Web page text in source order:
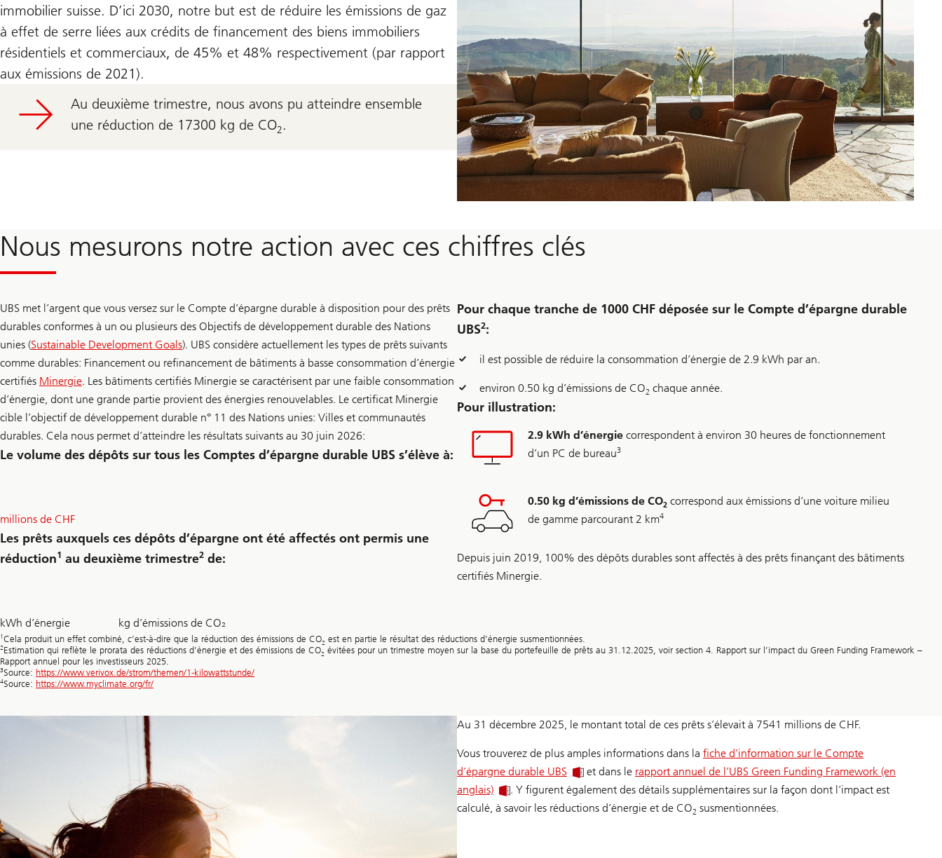
immobilier suisse. D’ici 2030, notre but est de réduire les émissions de gaz
à effet de serre liées aux crédits de financement des biens immobiliers
résidentiels et commerciaux, de 45% et 48% respectivement (par rapport
aux émissions de 2021).
Au deuxième trimestre, nous avons pu atteindre ensemble
une réduction de 17300 kg de CO2.
Nous mesurons notre action avec ces chiffres clés
UBS met l’argent que vous versez sur le Compte d’épargne durable à disposition pour des prêts
durables conformes à un ou plusieurs des Objectifs de développement durable des Nations
unies (Sustainable Development Goals). UBS considère actuellement les types de prêts suivants
comme durables: Financement ou refinancement de bâtiments à basse consommation d’énergie
certifiés Minergie. Les bâtiments certifiés Minergie se caractérisent par une faible consommation
d’énergie, dont une grande partie provient des énergies renouvelables. Le certificat Minergie
cible l’objectif de développement durable n° 11 des Nations unies: Villes et communautés
durables. Cela nous permet d’atteindre les résultats suivants au 30 juin 2026:
Le volume des dépôts sur tous les Comptes d’épargne durable UBS s’élève à:
138.4
millions de CHF
Les prêts auxquels ces dépôts d’épargne ont été affectés ont permis une
réduction1 au deuxième trimestre2 de:
100340
kWh d’énergie
17300
kg d’émissions de CO₂
Pour chaque tranche de 1000 CHF déposée sur le Compte d’épargne durable
UBS2:
il est possible de réduire la consommation d’énergie de 2.9 kWh par an.
environ 0.50 kg d’émissions de CO2 chaque année.
Pour illustration:
2.9 kWh d’énergie correspondent à environ 30 heures de fonctionnement
d’un PC de bureau3
0.50 kg d’émissions de CO2 correspond aux émissions d’une voiture milieu
de gamme parcourant 2 km4
Depuis juin 2019, 100% des dépôts durables sont affectés à des prêts finançant des bâtiments
certifiés Minergie.
1Cela produit un effet combiné, c’est-à-dire que la réduction des émissions de CO2 est en partie le résultat des réductions d’énergie susmentionnées.
2Estimation qui reflète le prorata des réductions d’énergie et des émissions de CO2 évitées pour un trimestre moyen sur la base du portefeuille de prêts au 31.12.2025, voir section 4. Rapport sur l’impact du Green Funding Framework –
Rapport annuel pour les investisseurs 2025.
3Source: https://www.verivox.de/strom/themen/1-kilowattstunde/
4Source: https://www.myclimate.org/fr/
Au 31 décembre 2025, le montant total de ces prêts s’élevait à 7541 millions de CHF.
Vous trouverez de plus amples informations dans la fiche d’information sur le Compte
d’épargne durable UBS
et dans le rapport annuel de l’UBS Green Funding Framework (en
anglais)
. Y figurent également des détails supplémentaires sur la façon dont l’impact est
calculé, à savoir les réductions d’énergie et de CO2 susmentionnées.